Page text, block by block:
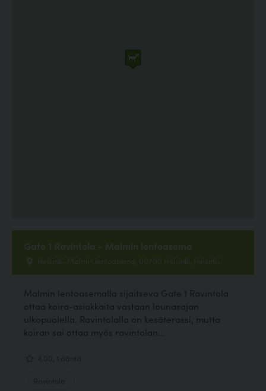
Gate 1 Ravintola - Malmin lentoasema
Helsinki-Malmin lentoasema, 00700 Helsinki, Helsinki
Malmin lentoasemalla sijaitseva Gate 1 Ravintola
ottaa koira-asiakkaita vastaan lounasajan
ulkopuolella. Ravintolalla on kesäterassi, mutta
koiran sai ottaa myös ravintolan...